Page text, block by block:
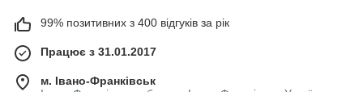
99% позитивних з 400 відгуків за рік
Працює з 31.01.2017
м. Івано-Франківськ